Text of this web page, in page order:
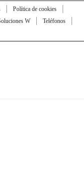
Política de cookies
W
Teléfonos